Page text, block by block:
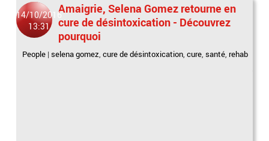
14/10/2016
13:31
Amaigrie, Selena Gomez retourne en
cure de désintoxication - Découvrez
pourquoi
People |selena gomez,cure de désintoxication,cure,santé, rehab